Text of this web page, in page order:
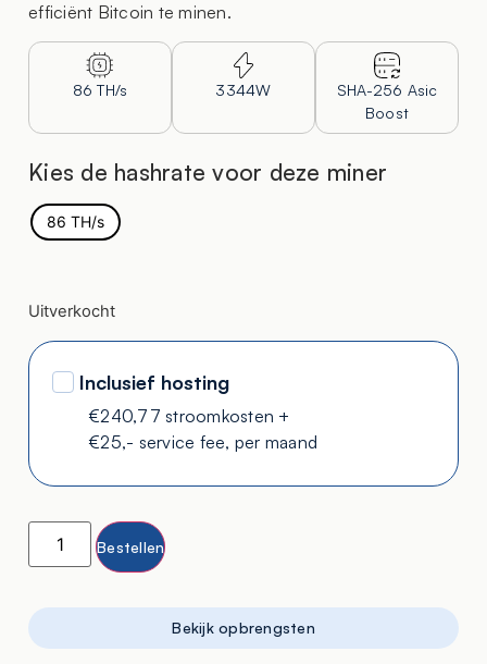
efficiënt Bitcoin te minen.
86 TH/s 3344W
SHA-256 Asic
Boost
Kies de hashrate voor deze miner
86 TH/s
Uitverkocht
Inclusief hosting
€240,77 stroomkosten +
€25,- service fee, per maand
Bestellen
Bekijk opbrengsten